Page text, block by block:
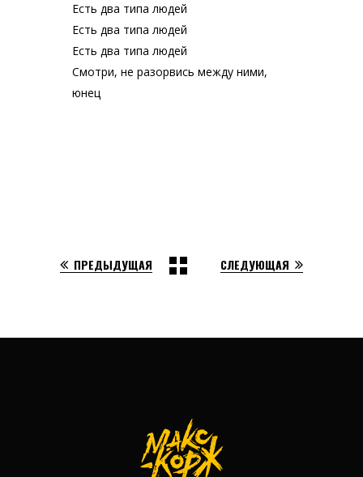
Есть два типа людей
Есть два типа людей
Есть два типа людей
Смотри, не разорвись между ними,
юнец
ПРЕДЫДУЩАЯ СЛЕДУЮЩАЯ